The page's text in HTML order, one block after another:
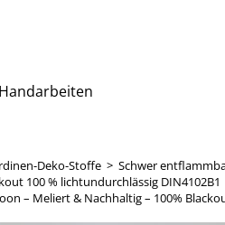
Deko-Stoffe > Schwer
100 % lichtundurchlässig DIN4102B1
– Meliert & Nachhaltig – 100%